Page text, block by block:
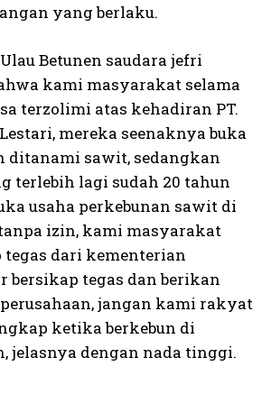
yang berlaku.
Betunen saudara jefri
kami masyarakat selama
terzolimi atas kehadiran PT.
mereka seenaknya buka
ditanami sawit, sedangkan
terlebih lagi sudah 20 tahun
usaha perkebunan sawit di
izin, kami masyarakat
dari kementerian
bersikap tegas dan berikan
jangan kami rakyat
ketika berkebun di
jelasnya dengan nada tinggi.